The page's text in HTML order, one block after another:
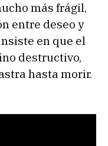
más frágil,
entre deseo y
en que el
destructivo,
hasta morir.